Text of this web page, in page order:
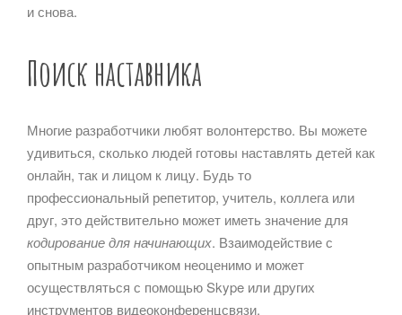
и снова.
Поиск наставника
Многие разработчики любят волонтерство. Вы можете
удивиться, сколько людей готовы наставлять детей как
онлайн, так и лицом к лицу. Будь то
профессиональный репетитор, учитель, коллега или
друг, это действительно может иметь значение для
кодирование для начинающих. Взаимодействие с
опытным разработчиком неоценимо и может
осуществляться с помощью Skype или других
инструментов видеоконференцсвязи.